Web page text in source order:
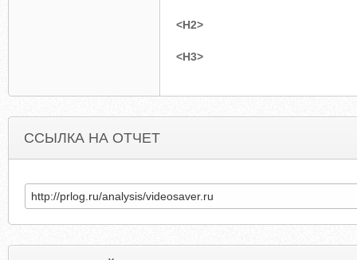
<H2>
<H3>
ССЫЛКА НА ОТЧЕТ